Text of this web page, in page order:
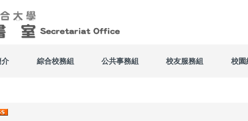
介 綜合校務組 公共事務組 校友服務組 校園